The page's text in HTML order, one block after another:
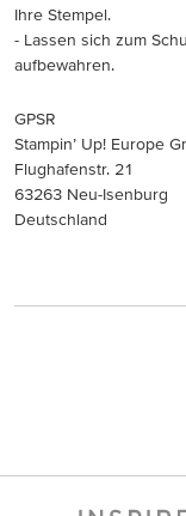
Ihre Stempel.
- Lassen sich zum
aufbewahren.
GPSR
Stampin’ Up! Europe
Flughafenstr. 21
63263 Neu-Isenburg
Deutschland